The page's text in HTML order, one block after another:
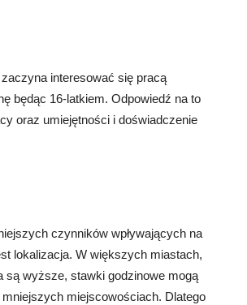
interesować się pracą
będąc 16-latkiem. Odpowiedź na to
oraz umiejętności i doświadczenie
czynników wpływających na
lokalizacja. W większych miastach,
są wyższe, stawki godzinowe mogą
miejscowościach. Dlatego